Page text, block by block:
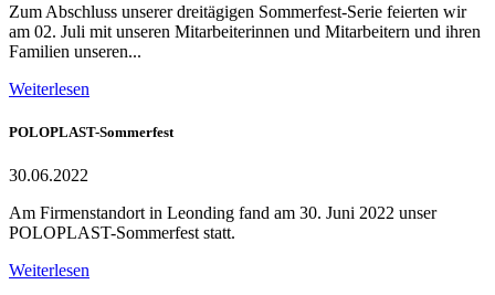
Zum Abschluss unserer dreitägigen Sommerfest-Serie feierten wir
am 02. Juli mit unseren Mitarbeiterinnen und Mitarbeitern und ihren
Familien unseren...
Weiterlesen
POLOPLAST-Sommerfest
30.06.2022
Am Firmenstandort in Leonding fand am 30. Juni 2022 unser
POLOPLAST-Sommerfest statt.
Weiterlesen